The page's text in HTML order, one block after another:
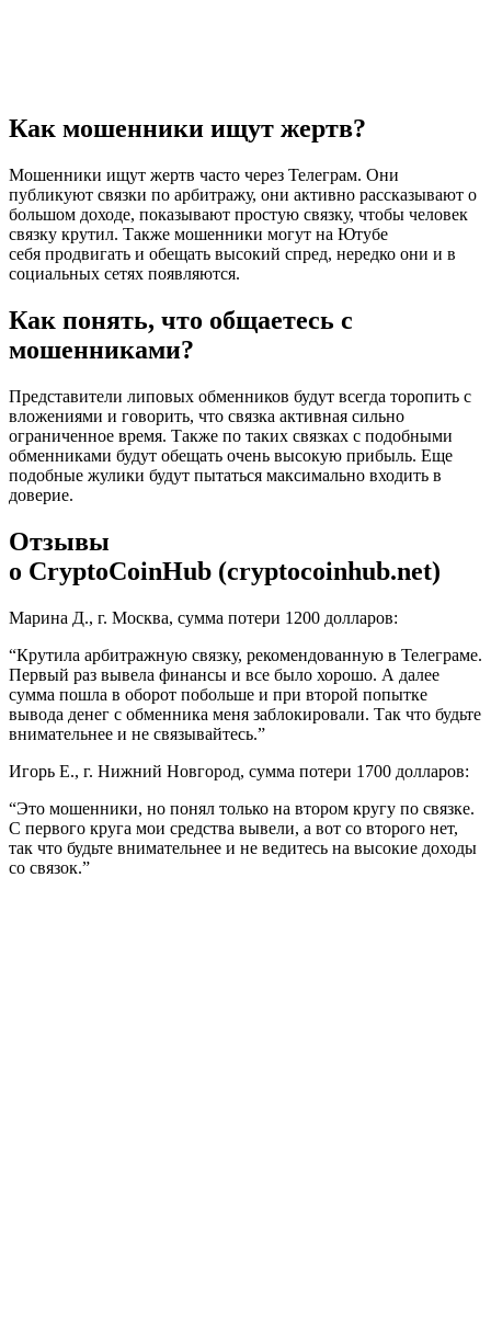
Как мошенники ищут жертв?
Мошенники ищут жертв часто через Телеграм. Они
публикуют связки по арбитражу, они активно рассказывают о
большом доходе, показывают простую связку, чтобы человек
связку крутил. Также мошенники могут на Ютубе
себя продвигать и обещать высокий спред, нередко они и в
социальных сетях появляются.
Как понять, что общаетесь с
мошенниками?
Представители липовых обменников будут всегда торопить с
вложениями и говорить, что связка активная сильно
ограниченное время. Также по таких связках с подобными
обменниками будут обещать очень высокую прибыль. Еще
подобные жулики будут пытаться максимально входить в
доверие.
Отзывы
о CryptoCoinHub (cryptocoinhub.net)
Марина Д., г. Москва, сумма потери 1200 долларов:
“Крутила арбитражную связку, рекомендованную в Телеграме.
Первый раз вывела финансы и все было хорошо. А далее
сумма пошла в оборот побольше и при второй попытке
вывода денег с обменника меня заблокировали. Так что будьте
внимательнее и не связывайтесь.”
Игорь Е., г. Нижний Новгород, сумма потери 1700 долларов:
“Это мошенники, но понял только на втором кругу по связке.
С первого круга мои средства вывели, а вот со второго нет,
так что будьте внимательнее и не ведитесь на высокие доходы
со связок.”